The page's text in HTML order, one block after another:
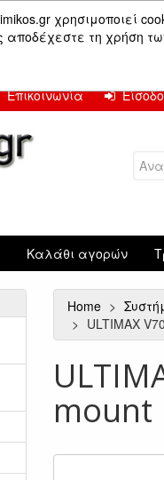
χρησιμοποιεί
αποδέχεστε τη χρήση
λόγω διακοπών.
Δευτέρα 24
Επικοινωνία
Καλάθι αγορών
Home
ULTIMAX
mount